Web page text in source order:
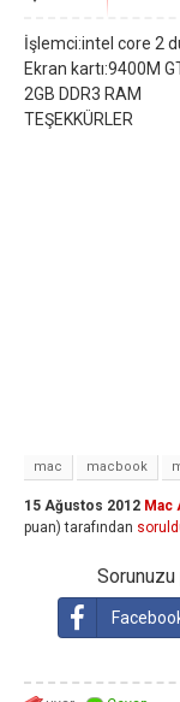
İşlemci:intel core 2
Ekran kartı:9400M
2GB DDR3 RAM
TEŞEKKÜRLER
mac macbook
15 Ağustos 2012 Mac
puan) tarafından
Sorunuzu